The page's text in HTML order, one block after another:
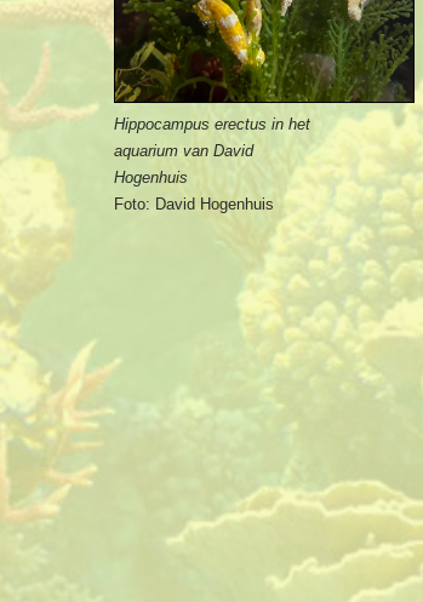
Hippocampus erectus in het
aquarium van David
Hogenhuis
Foto: David Hogenhuis